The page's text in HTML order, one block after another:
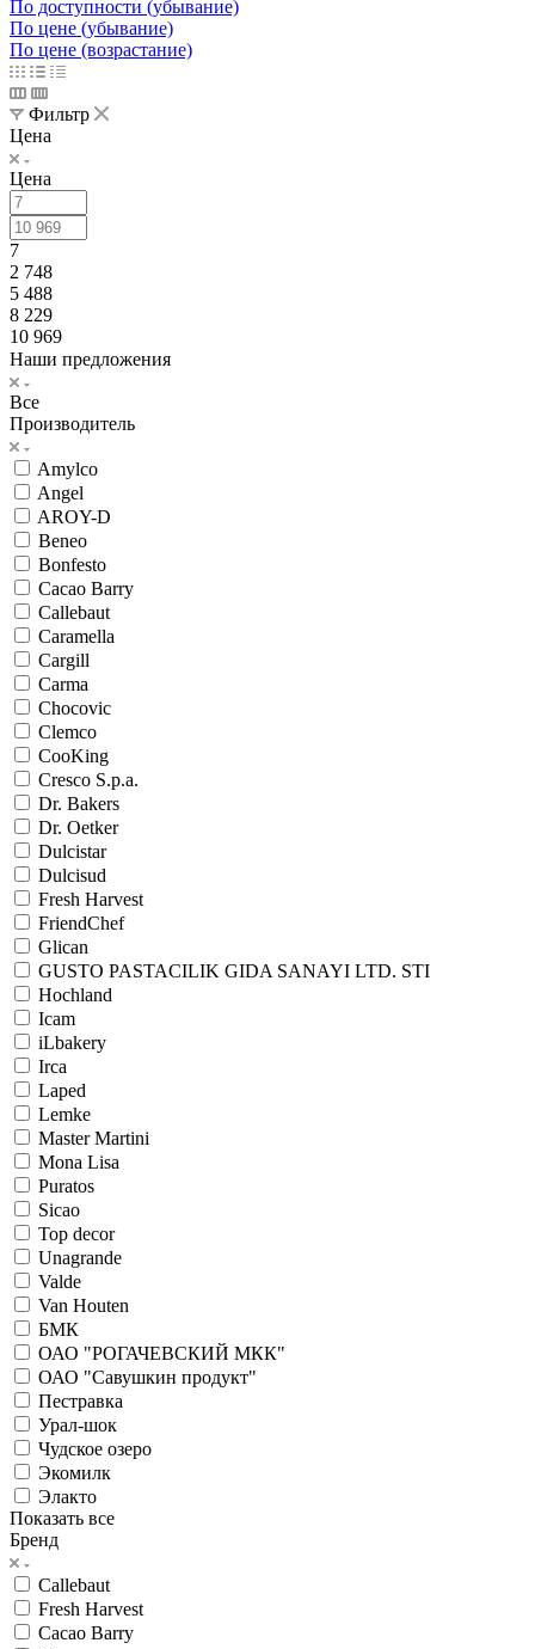
По доступности (убывание)
По цене (убывание)
По цене (возрастание)
Фильтр
Цена
Цена
7
2 748
5 488
8 229
10 969
Наши предложения
Все
Производитель
Amylco
Angel
AROY-D
Beneo
Bonfesto
Cacao Barry
Callebaut
Caramella
Cargill
Carma
Chocovic
Clemco
CooKing
Cresco S.p.a.
Dr. Bakers
Dr. Oetker
Dulcistar
Dulcisud
Fresh Harvest
FriendChef
Glican
GUSTO PASTACILIK GIDA SANAYI LTD. STI
Hochland
Icam
iLbakery
Irca
Laped
Lemke
Master Martini
Mona Lisa
Puratos
Sicao
Top decor
Unagrande
Valde
Van Houten
БМК
ОАО "РОГАЧЕВСКИЙ МКК"
ОАО "Савушкин продукт"
Пестравка
Урал-шок
Чудское озеро
Экомилк
Элакто
Показать все
Бренд
Callebaut
Fresh Harvest
Cacao Barry